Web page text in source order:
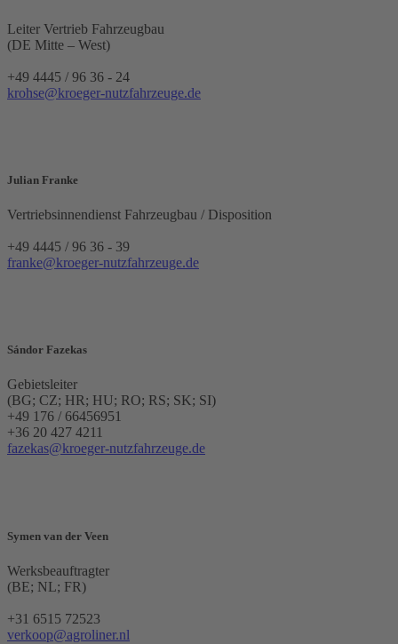
Leiter Vertrieb Fahrzeugbau
(DE Mitte – West)
+49 4445 / 96 36 - 24
krohse@kroeger-nutzfahrzeuge.de
Julian Franke
Vertriebsinnendienst Fahrzeugbau / Disposition
+49 4445 / 96 36 - 39
franke@kroeger-nutzfahrzeuge.de
Sándor Fazekas
Gebietsleiter
(BG; CZ; HR; HU; RO; RS; SK; SI)
+49 176 / 66456951
+36 20 427 4211
fazekas@kroeger-nutzfahrzeuge.de
Symen van der Veen
Werksbeauftragter
(BE; NL; FR)
+31 6515 72523
verkoop@agroliner.nl